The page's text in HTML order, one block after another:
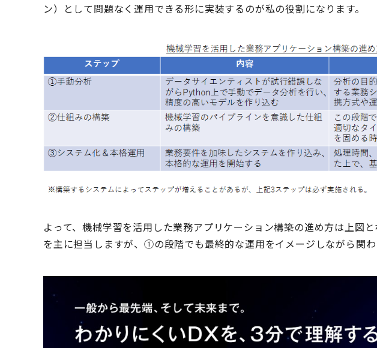
ン）として問題なく運用できる形に実装するのが私の役割になります。
よって、機械学習を活用した業務アプリケーション構築の進め方は上図
を主に担当しますが、①の段階でも最終的な運用をイメージしながら関わ